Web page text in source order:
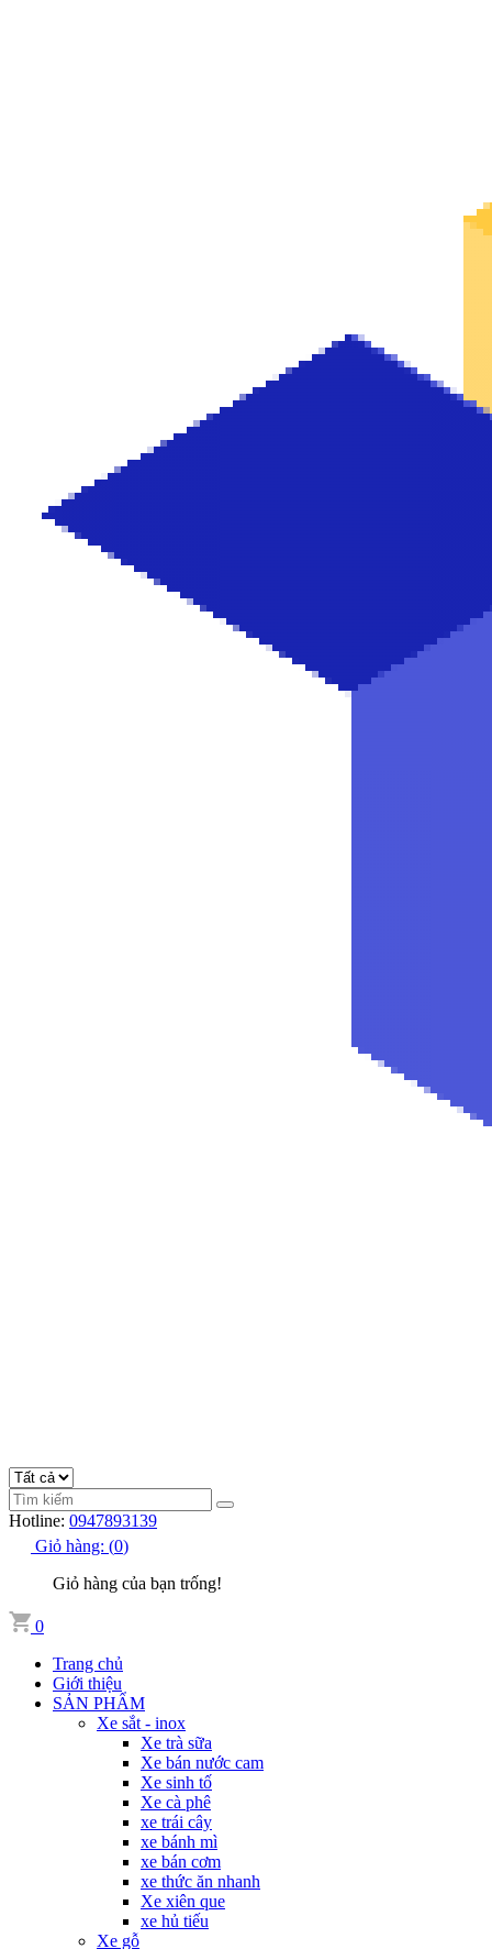
Hotline: 0947893139
Giỏ hàng: (0)
Giỏ hàng của bạn trống!
0
Trang chủ
Giới thiệu
SẢN PHẨM
Xe sắt - inox
Xe trà sữa
Xe bán nước cam
Xe sinh tố
Xe cà phê
xe trái cây
xe bánh mì
xe bán cơm
xe thức ăn nhanh
Xe xiên que
xe hủ tiếu
Xe gỗ